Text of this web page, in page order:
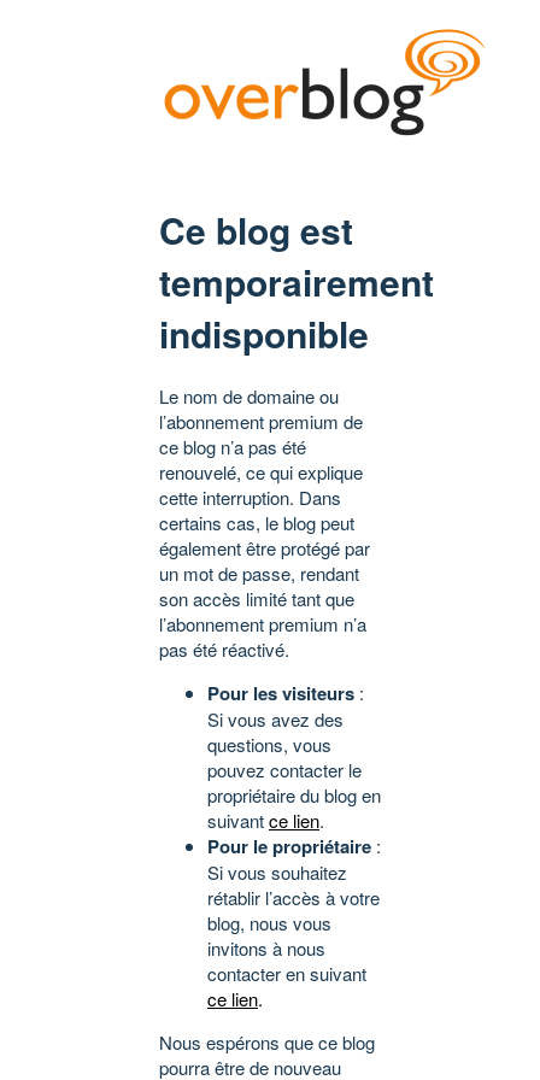
Ce blog est
temporairement
indisponible
Le nom de domaine ou
l’abonnement premium de
ce blog n’a pas été
renouvelé, ce qui explique
cette interruption. Dans
certains cas, le blog peut
également être protégé par
un mot de passe, rendant
son accès limité tant que
l’abonnement premium n’a
pas été réactivé.
Pour les visiteurs :
Si vous avez des
questions, vous
pouvez contacter le
propriétaire du blog en
suivantce lien.
Pour le propriétaire :
Si vous souhaitez
rétablir l’accès à votre
blog, nous vous
invitons à nous
contacter en suivant
ce lien.
Nous espérons que ce blog
pourra être de nouveau